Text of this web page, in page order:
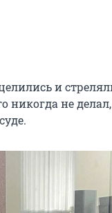
и
никогда не